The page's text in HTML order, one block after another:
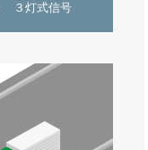
３灯式信号